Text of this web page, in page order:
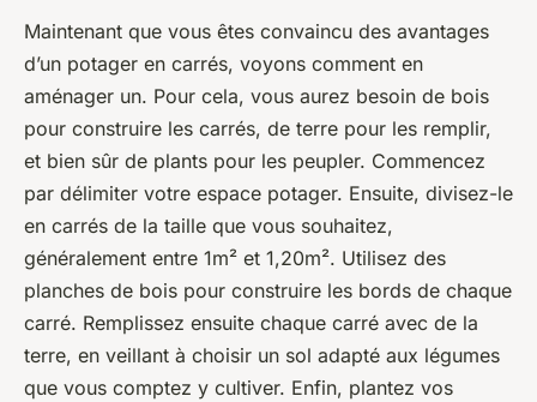
Maintenant que vous êtes convaincu des avantages
d’un potager en carrés, voyons comment en
aménager un. Pour cela, vous aurez besoin de bois
pour construire les carrés, de terre pour les remplir,
et bien sûr de plants pour les peupler. Commencez
par délimiter votre espace potager. Ensuite, divisez-le
en carrés de la taille que vous souhaitez,
généralement entre 1m² et 1,20m². Utilisez des
planches de bois pour construire les bords de chaque
carré. Remplissez ensuite chaque carré avec de la
terre, en veillant à choisir un sol adapté aux légumes
que vous comptez y cultiver. Enfin, plantez vos